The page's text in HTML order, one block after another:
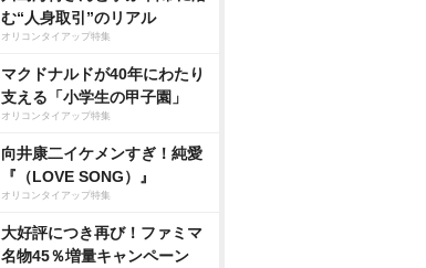
む“人身取引”のリアル
オリコンタイアップ特集
マクドナルドが40年にわたり
支える「小学生の甲子園」
オリコンタイアップ特集
向井康二イケメンすぎ！純愛
『（LOVE SONG）』
オリコンタイアップ特集
大好評につき再び！ファミマ
名物45％増量キャンペーン